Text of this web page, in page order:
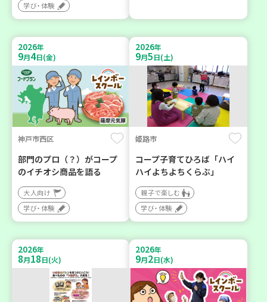
学び・体験
2026年
9月4日(金)
神戸市西区
部門のプロ（？）がコープ
のイチオシ商品を語る
大人向け
学び・体験
2026年
9月5日(土)
姫路市
コープ子育てひろば「ハイ
ハイよちよちくらぶ」
親子で楽しむ
学び・体験
2026年
8月18日(火)
2026年
9月2日(水)